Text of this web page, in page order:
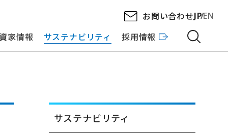
家情報 サステナビリティ 採用情報
お問い合わせJPEN
サステナビリティ